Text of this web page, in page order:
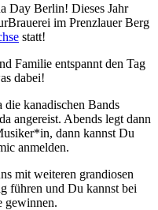
Day Berlin! Dieses Jahr
im Prenzlauer Berg
statt!
Familie entspannt den Tag
dabei!
kanadischen Bands
angereist. Abends legt dann
dann kannst Du
anmelden.
mit weiteren grandiosen
führen und Du kannst bei
gewinnen.